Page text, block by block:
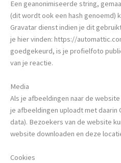
Een geanonimiseerde string,
(dit wordt ook een hash genoemd)
Gravatar dienst indien je dit
je hier vinden: https://
goedgekeurd, is je profielfoto
van je reactie.
Media
Als je afbeeldingen naar de
je afbeeldingen uploadt met daarin
data). Bezoekers van de website
website downloaden en deze
Cookies